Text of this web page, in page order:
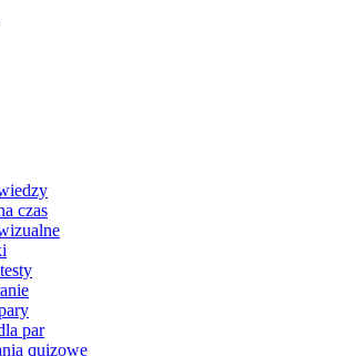
czas
par
quizowe